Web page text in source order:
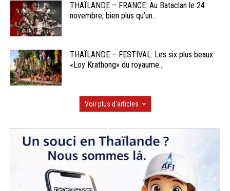
THAÏLANDE – FRANCE: Au Bataclan le 24
novembre, bien plus qu’un...
THAÏLANDE – FESTIVAL: Les six plus beaux
«Loy Krathong» du royaume...
Voir plus d'articles